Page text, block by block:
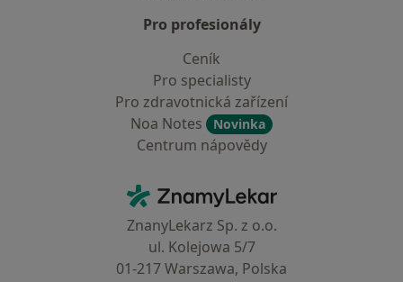
Pro profesionály
Ceník
Pro specialisty
Pro zdravotnická zařízení
Noa Notes
Novinka
Centrum nápovědy
ZnamyLekar - Hlavní stránka
ZnanyLekarz Sp. z o.o.
ul. Kolejowa 5/7
01-217 Warszawa, Polska